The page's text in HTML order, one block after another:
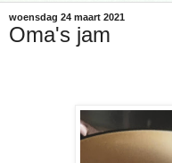
woensdag 24 maart 2021
Oma's jam